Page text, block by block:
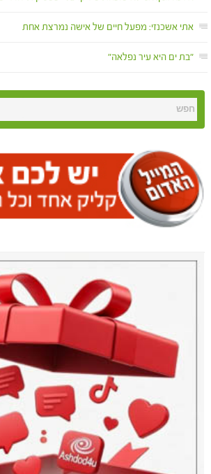
אתי אשכנזי: מפעל חיים של אישה נמרצת אחת
"בת ים היא עיר נפלאה"